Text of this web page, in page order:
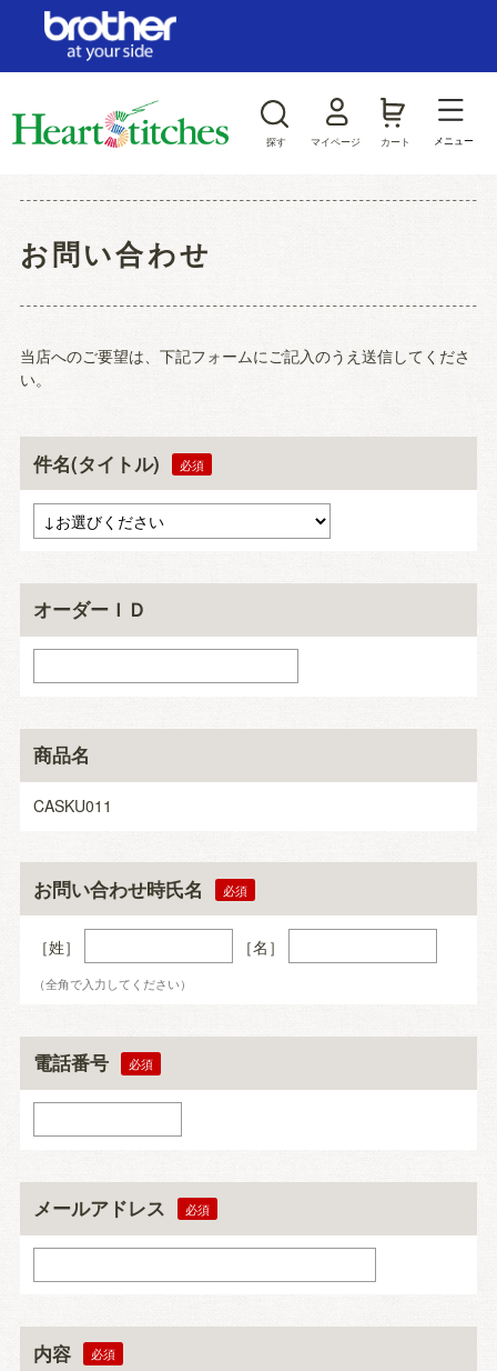
探す マイページ カート メニュー
お問い合わせ
当店へのご要望は、下記フォームにご記入のうえ送信してくださ
い。
件名(タイトル)
オーダーＩＤ
商品名
CASKU011
お問い合わせ時氏名
［姓］ ［名］
（全角で入力してください）
電話番号
メールアドレス
内容
ログイン/新規会員登録
ジャンルから探す